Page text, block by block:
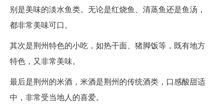
别是美味的淡水鱼类。无论是红烧鱼、清蒸鱼还是鱼汤，
都非常美味可口。
其次是荆州特色的小吃，如热干面、猪脚饭等，既有地方
特色，又非常美味。
最后是荆州的米酒，米酒是荆州的传统酒类，口感酸甜适
中，非常受当地人的喜爱。